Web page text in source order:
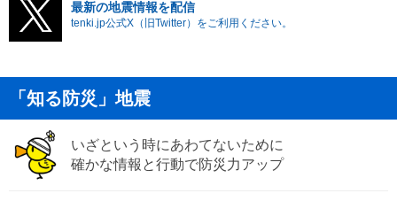
最新の地震情報を配信
tenki.jp公式X（旧Twitter）をご利用ください。
「知る防災」地震
いざという時にあわてないために
確かな情報と行動で防災力アップ